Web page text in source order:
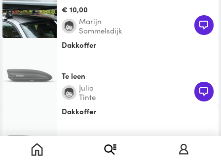
€ 10,00
Marijn
Sommelsdijk
Dakkoffer
Te leen
Julia
Tinte
Dakkoffer